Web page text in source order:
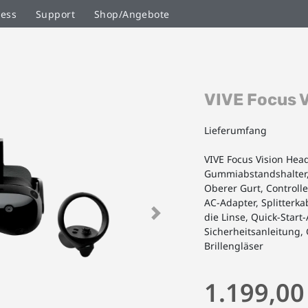
Support Shop/Angebote
Next
Anfang
Bildgalerie
VIVE Focus
Lieferumfang
VIVE Focus Vision
Oberer Gurt,
AC-Adapter,
die Linse, Quick-
Sicherheitsanleitung,
Brillengläser